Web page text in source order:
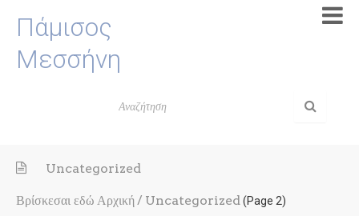
Πάμισος
Μεσσήνη
Uncategorized
Βρίσκεσαι εδώ Αρχική/ Uncategorized(Page 2)